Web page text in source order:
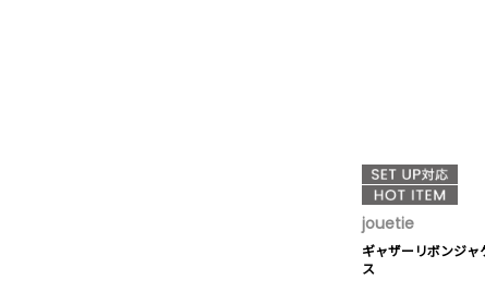
jouetie
ギャザーリボンジ
ス